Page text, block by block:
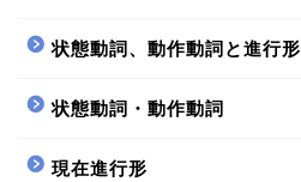
状態動詞、動作動詞と進行形
状態動詞・動作動詞
現在進行形